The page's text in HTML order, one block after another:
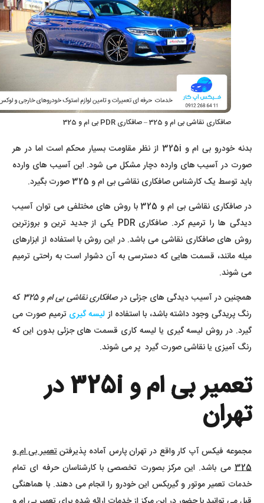
صافکاری نقاشی بی ام و 325 – صافکاری PDR بی ام و 325
بدنه خودرو بی ام و 325i از نظر مقاومت بسیار محکم است اما در هر
صورت در آسیب های وارده دچار مشکل می شود. این آسیب های وارده
باید توسط یک کارشناس صافکاری نقاشی بی ام و 325 صورت بگیرد.
در صافکاری نقاشی بی ام و 325 با روش های مختلفی می توان آسیب
دیدگی ها را ترمیم کرد. صافکاری PDR یکی از جدید ترین و بروزترین
روش های صافکاری نقاشی می باشد. در این روش با استفاده از ابزارهای
میله مانند، قسمت هایی که دسترسی به آن دشوار است به راحتی ترمیم
می شوند.
همچنین در آسیب دیدگی های جزئی درصافکاری نقاشی بی ام و 325
که
رنگ پریدگی وجود داشته باشد، با استفاده ازلیسه گیری ترمیم صورت می
گیرد. در روش لیسه گیری یا لیسه کاری قسمت های جزئی بدون این که
رنگ آمیزی یا نقاشی صورت گیرد پر می شوند.
تعمیر بی ام و 325i در
تهران
مجموعه فیکس آپ کار واقع در تهران پارس آماده پذیرفتنتعمیر بی ام و
325 می باشد. این مرکز بصورت تخصصی با کارشناسان حرفه ای تمام
خدمات تعمیر موتور و گیربکس این خودرو را انجام می دهند. با هماهنگی